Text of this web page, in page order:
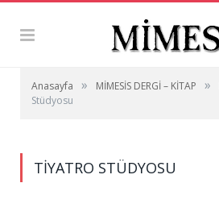
Anasayfa » MİMESİS DERGİ – KİTAP »
Stüdyosu
TIYATRO STÜDYOSU